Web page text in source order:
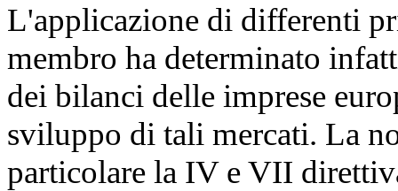
L'applicazione di differenti
membro ha determinato
dei bilanci delle imprese
sviluppo di tali mercati. La
particolare la IV e VII